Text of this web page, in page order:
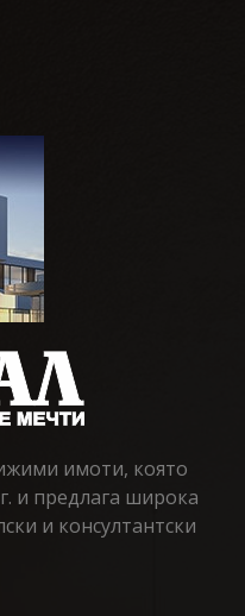
имоти, която
и предлага широка
и консултантски